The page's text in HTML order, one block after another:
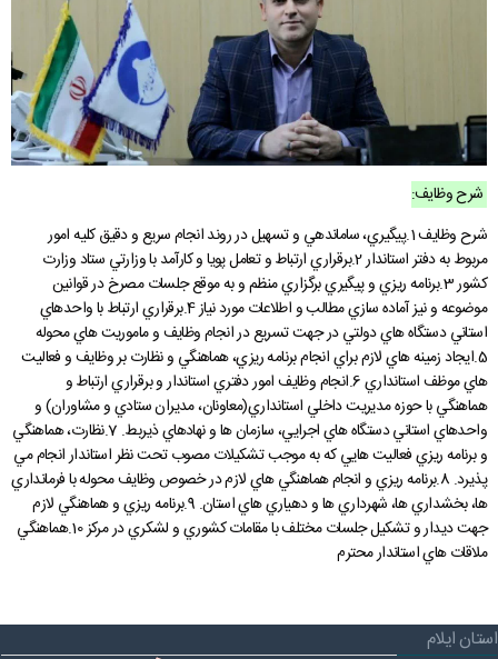
شرح وظایف:
شرح وظايف 1.پيگيري، ساماندهي و تسهيل در روند انجام سريع و دقيق کليه امور
مربوط به دفتر استاندار 2.برقراري ارتباط و تعامل پويا و کارآمد با وزارتي ستاد وزارت
کشور 3.برنامه ريزي و پيگيري برگزاري منظم و به موقع جلسات مصرخ در قوانين
موضوعه و نيز آماده سازي مطالب و اطلاعات مورد نياز 4.برقراري ارتباط با واحدهاي
استاني دستگاه هاي دولتي در جهت تسريع در انجام وظايف و ماموريت هاي محوله
5.ايجاد زمينه هاي لازم براي انجام برنامه ريزي، هماهنگي و نظارت بر وظايف و فعاليت
هاي موظف استانداري 6.انجام وظايف امور دفتري استاندار و برقراري ارتباط و
هماهنگي با حوزه مديريت داخلي استانداري(معاونان، مديران ستادي و مشاوران) و
واحدهاي استاني دستگاه هاي اجرايي، سازمان ها و نهادهاي ذيربط. 7.نظارت، هماهنگي
و برنامه ريزي فعاليت هايي که به موجب تشکيلات مصوب تحت نظر استاندار انجام مي
پذيرد. 8.برنامه ريزي و انجام هماهنگي هاي لازم در خصوص وظايف محوله با فرمانداري
ها، بخشداري ها، شهرداري ها و دهياري هاي استان. 9.برنامه ريزي و هماهنگي لازم
جهت ديدار و تشکيل جلسات مختلف با مقامات کشوري و لشکري در مرکز 10.هماهنگي
ملاقات هاي استاندار محترم
استان ایلام
پایگاه بنیاد شهید و امور ایثارگران
قرارگاه اقتصادی مقاومتی استان
فرمانداری هلیلان
فرمانداری ملکشاهی
فرمانداری ایوان
فرمانداری بدره
دارندگان پروانه دفاتر خدمات پیشخوان استان
سامانه انتشار و دسترسی آزاد به اطلاعات
پیشخوان ارباب رجوع (ثبت و رهگیری مکاتبات)
سامانه آموزش، پژوهش و مدیریت دانش
تلفن دفاتر مدیران استانداری
تصمیم گیری الکترونیکی
بیانیه حریم خصوصی
دستورالعمل بروزرسانی سایت
بیانیه توافقنامه سطح خدمت
نظر، انتقاد، پیشنهاد
تلفن های ضروری استان
راهنمای ثبت شکایت
راهنمای فرآیند حل اختلاف
راهنمای رسیدگی به تخلفات اداری
تماس با ما
فعالان اقتصادی
درخواست های واحدهای اقتصادی
راهنمای فعالان اقتصادی
اخبار انتخابات
اخبار وزارت کشور، استانداری ایلام
پربازدیدترین اخبار
نشریات استانداری
نشریات دفتر روابط عمومی
نشريات دفتر بازرسی، امور حقوقی و ارزيابی عملکرد
نشريات دفترپدافندغيرعامل
آرشیو اطلاعیه ها و بخشنامه ها
قوانین و مقررات
قانون اساسی
چشم انداز استان ایلام
قانون برنامه هفتم توسعه
قوانین عادی
آئین نامه ها
اسناد بالادستی
مناقصه، مزایده و فراخوان
پیشخوان ارباب رجوع(ثبت و پیگیری مکاتبات)
پرسش و پاسخ های متداول
جستجو